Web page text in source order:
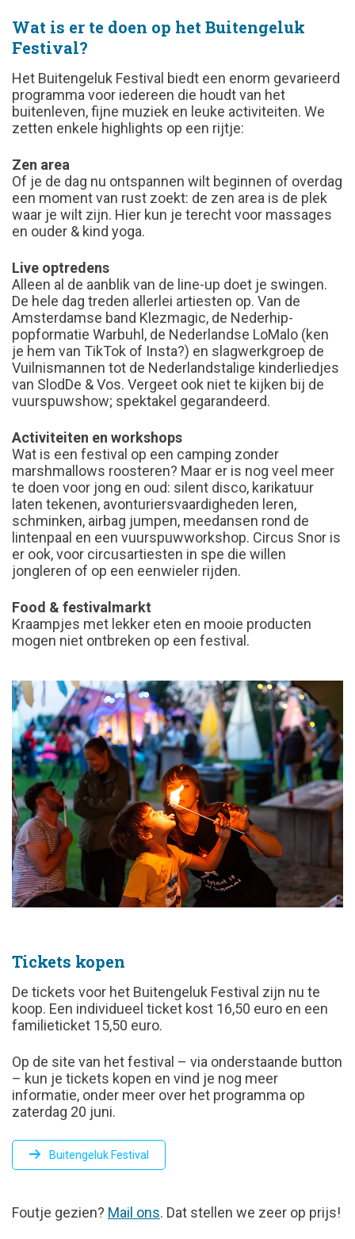
Wat is er te doen op het Buitengeluk
Festival?
Het Buitengeluk Festival biedt een enorm gevarieerd
programma voor iedereen die houdt van het
buitenleven, fijne muziek en leuke activiteiten. We
zetten enkele highlights op een rijtje:
Zen area
Of je de dag nu ontspannen wilt beginnen of overdag
een moment van rust zoekt: de zen area is de plek
waar je wilt zijn. Hier kun je terecht voor massages
en ouder & kind yoga.
Live optredens
Alleen al de aanblik van de line-up doet je swingen.
De hele dag treden allerlei artiesten op. Van de
Amsterdamse band Klezmagic, de Nederhip-
popformatie Warbuhl, de Nederlandse LoMalo (ken
je hem van TikTok of Insta?) en slagwerkgroep de
Vuilnismannen tot de Nederlandstalige kinderliedjes
van SlodDe & Vos. Vergeet ook niet te kijken bij de
vuurspuwshow; spektakel gegarandeerd.
Activiteiten en workshops
Wat is een festival op een camping zonder
marshmallows roosteren? Maar er is nog veel meer
te doen voor jong en oud: silent disco, karikatuur
laten tekenen, avonturiersvaardigheden leren,
schminken, airbag jumpen, meedansen rond de
lintenpaal en een vuurspuwworkshop. Circus Snor is
er ook, voor circusartiesten in spe die willen
jongleren of op een eenwieler rijden.
Food & festivalmarkt
Kraampjes met lekker eten en mooie producten
mogen niet ontbreken op een festival.
Tickets kopen
De tickets voor het Buitengeluk Festival zijn nu te
koop. Een individueel ticket kost 16,50 euro en een
familieticket 15,50 euro.
Op de site van het festival – via onderstaande button
– kun je tickets kopen en vind je nog meer
informatie, onder meer over het programma op
zaterdag 20 juni.
Buitengeluk Festival
FOUTJE
Foutje gezien? Mail ons. Dat stellen we zeer op prijs!